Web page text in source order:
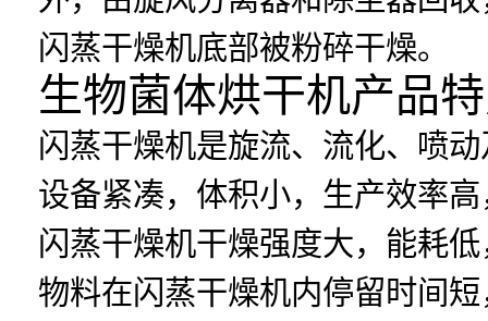
闪蒸干燥机底部被粉碎干燥。
生物菌体烘干机产品
闪蒸干燥机是旋流、流化、喷
设备紧凑，体积小，生产效率
闪蒸干燥机干燥强度大，能耗
物料在闪蒸干燥机内停留时间